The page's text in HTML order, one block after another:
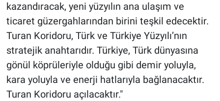
kazandıracak, yeni yüzyılın ana ulaşım ve
ticaret güzergahlarından birini teşkil edecektir.
Turan Koridoru, Türk ve Türkiye Yüzyılı’nın
stratejik anahtarıdır. Türkiye, Türk dünyasına
gönül köprüleriyle olduğu gibi demir yoluyla,
kara yoluyla ve enerji hatlarıyla bağlanacaktır.
Turan Koridoru açılacaktır."